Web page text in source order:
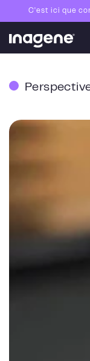
Skip to content
C'est ici que